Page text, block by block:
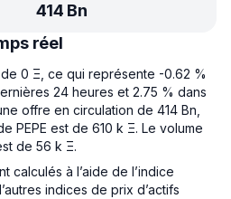
414 Bn
réel
0 Ξ, ce qui représente -0.62 %
24 heures et 2.75 % dans
offre en circulation de 414 Bn,
PEPE est de 610 k Ξ. Le volume
de 56 k Ξ.
calculés à l’aide de l’indice
indices de prix d’actifs